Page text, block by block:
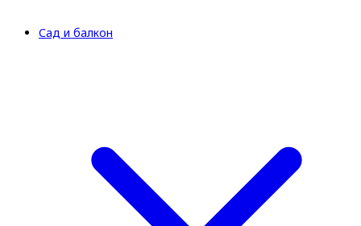
Сад и балкон